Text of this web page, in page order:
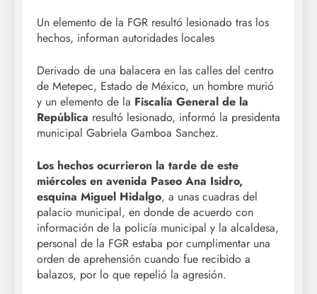
Un elemento de la FGR resultó lesionado tras los
hechos, informan autoridades locales
Derivado de una balacera en las calles del centro
de Metepec, Estado de México, un hombre murió
y un elemento de la Fiscalía General de la
República resultó lesionado, informó la presidenta
municipal Gabriela Gamboa Sanchez.
Los hechos ocurrieron la tarde de este
miércoles en avenida Paseo Ana Isidro,
esquina Miguel Hidalgo, a unas cuadras del
palacio municipal, en donde de acuerdo con
información de la policía municipal y la alcaldesa,
personal de la FGR estaba por cumplimentar una
orden de aprehensión cuando fue recibido a
balazos, por lo que repelió la agresión.